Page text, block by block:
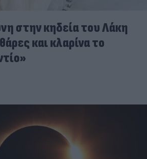
στην κηδεία του Λάκη
και κλαρίνα το